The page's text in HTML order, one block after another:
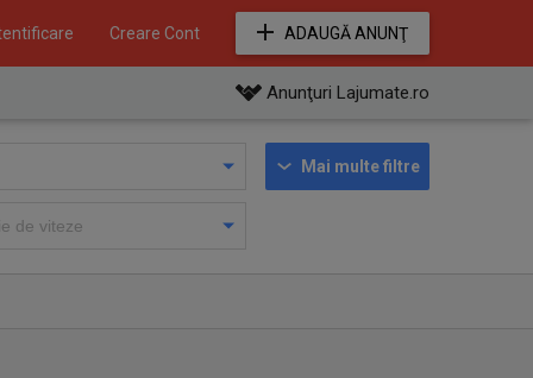
Creare Cont ADAUGĂ ANUNŢ
Anunţuri Lajumate.ro
Mai multe filtre